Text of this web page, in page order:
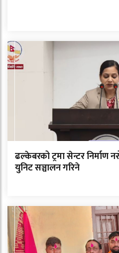
ढल्केबरको ट्रमा सेन्टर निर्माण
युनिट सञ्चालन गरिने